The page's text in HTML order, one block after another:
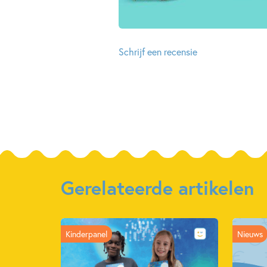
Schrijf een recensie
Gerelateerde artikelen
Kinderpanel Nieuws